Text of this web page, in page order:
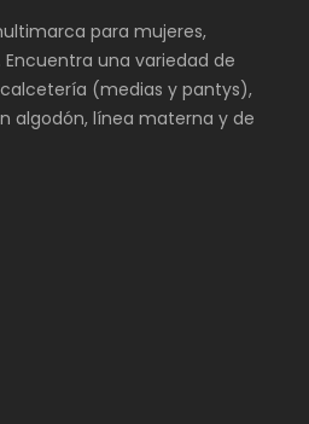
para mujeres,
una variedad de
(medias y pantys),
algodón, línea materna y de